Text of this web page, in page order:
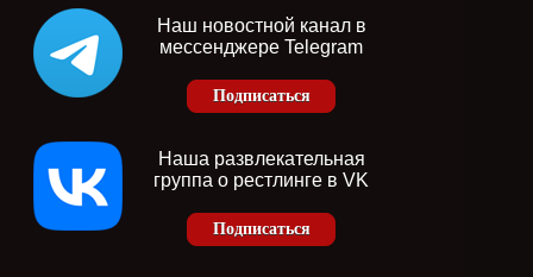
Наш новостной канал в
мессенджере Telegram
Подписаться
Наша развлекательная
группа о рестлинге в VK
Подписаться